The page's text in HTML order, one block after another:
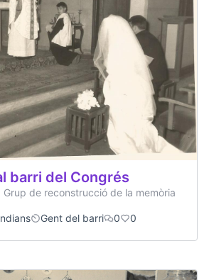
barri del Congrés
Grup de reconstrucció de la memòria
Gent del barri 0 0